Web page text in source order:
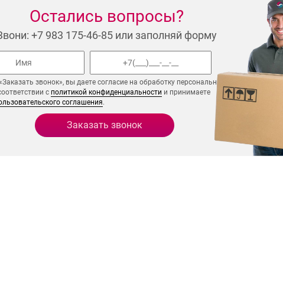
Остались вопросы?
+7 983 175-46-85 или заполняй форму
звонок», вы даете согласие на обработку персональных
с политикой конфиденциальности и принимаете
соглашения.